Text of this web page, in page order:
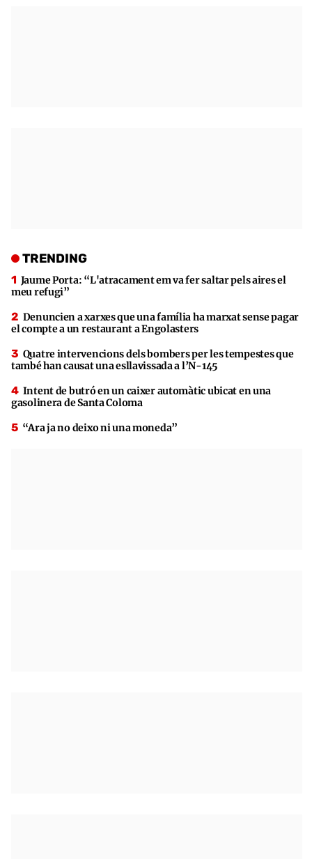
TRENDING
Jaume Porta: “L'atracament em va fer saltar pels aires el
meu refugi”
Denuncien a xarxes que una família ha marxat sense pagar
el compte a un restaurant a Engolasters
Quatre intervencions dels bombers per les tempestes que
també han causat una esllavissada a l’N-145
Intent de butró en un caixer automàtic ubicat en una
gasolinera de Santa Coloma
“Ara ja no deixo ni una moneda”